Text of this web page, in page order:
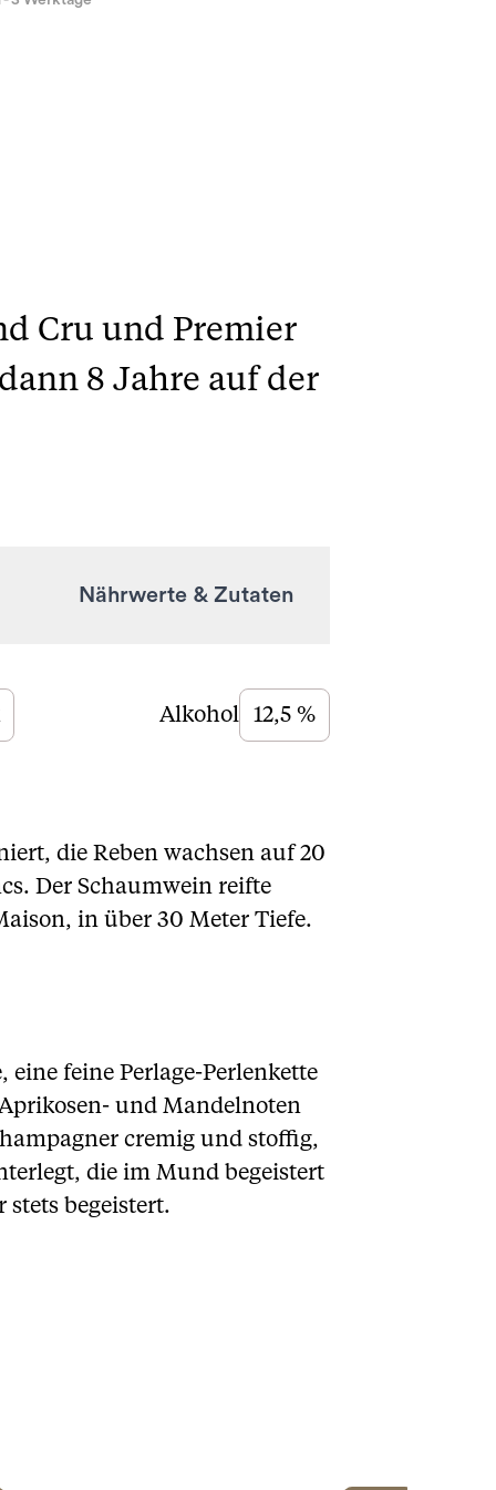
Cru und Premier
8 Jahre auf der
Nährwerte & Zutaten
Alkohol 12,5 %
die Reben wachsen auf 20
Der Schaumwein reifte
in über 30 Meter Tiefe.
feine Perlage-Perlenkette
und Mandelnoten
cremig und stoffig,
die im Mund begeistert
stets begeistert.